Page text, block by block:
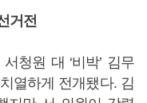
거전
청원 대 ‘비박’ 김무
열하게 전개됐다. 김